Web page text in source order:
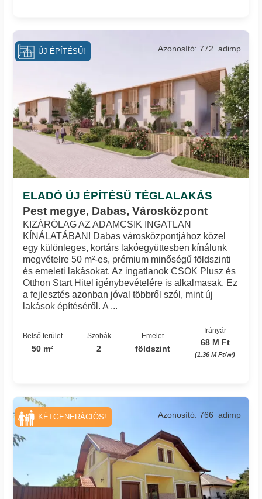
ELADÓ ÚJ ÉPÍTÉSŰ TÉGLALAKÁS
Pest megye, Dabas, Városközpont
Azonosító: 772_adimp
KIZÁRÓLAG AZ ADAMCSIK INGATLAN
KÍNÁLATÁBAN! Dabas városközpontjához közel
egy különleges, kortárs lakóegyüttesben kínálunk
megvételre 50 m²-es, prémium minőségű földszinti
és emeleti lakásokat. Az ingatlanok CSOK Plusz és
Otthon Start Hitel igénybevételére is alkalmasak. Ez
a fejlesztés azonban jóval többről szól, mint új
lakások építéséről. A ...
Belső terület
50 m²
Szobák
2
Emelet
földszint
Irányár
68 M Ft
(1.36 M Ft/㎡)
ÚJ ÉPÍTÉSŰ!
Azonosító: 766_adimp
KÉTGENERÁCIÓS!